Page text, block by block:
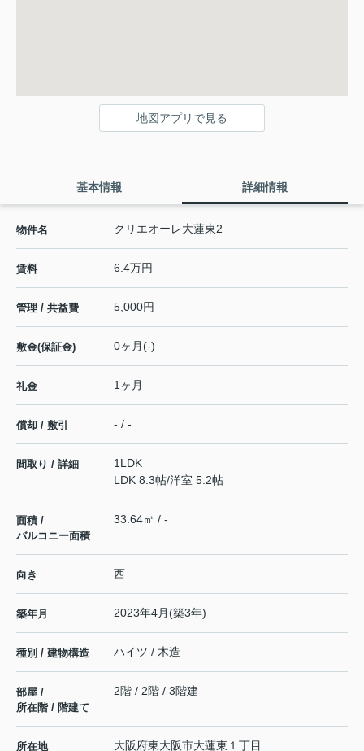
地図アプリで見る
基本情報 詳細情報
物件名 クリエオーレ大蓮東2
賃料 6.4万円
管理 / 共益費 5,000円
敷金(保証金) 0ヶ月(-)
礼金 1ヶ月
償却 / 敷引 - / -
間取り / 詳細
1LDK
LDK 8.3帖/洋室 5.2帖
面積 /
バルコニー面積
33.64㎡ / -
向き 西
築年月 2023年4月(築3年)
種別 / 建物構造 ハイツ / 木造
部屋 /
所在階 / 階建て
2階 / 2階 / 3階建
所在地 大阪府東大阪市大蓮東 １丁目